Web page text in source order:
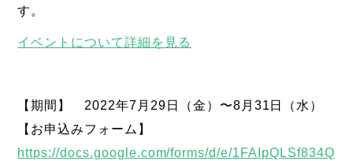
す。
イベントについて詳細を見る
【期間】 2022年7月29日（金）〜8月31日（水）
【お申込みフォーム】
https://docs.google.com/forms/d/e/1FAIpQLSf834Q